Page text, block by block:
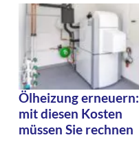
Ölheizung erneuern:
mit diesen Kosten
müssen Sie rechnen